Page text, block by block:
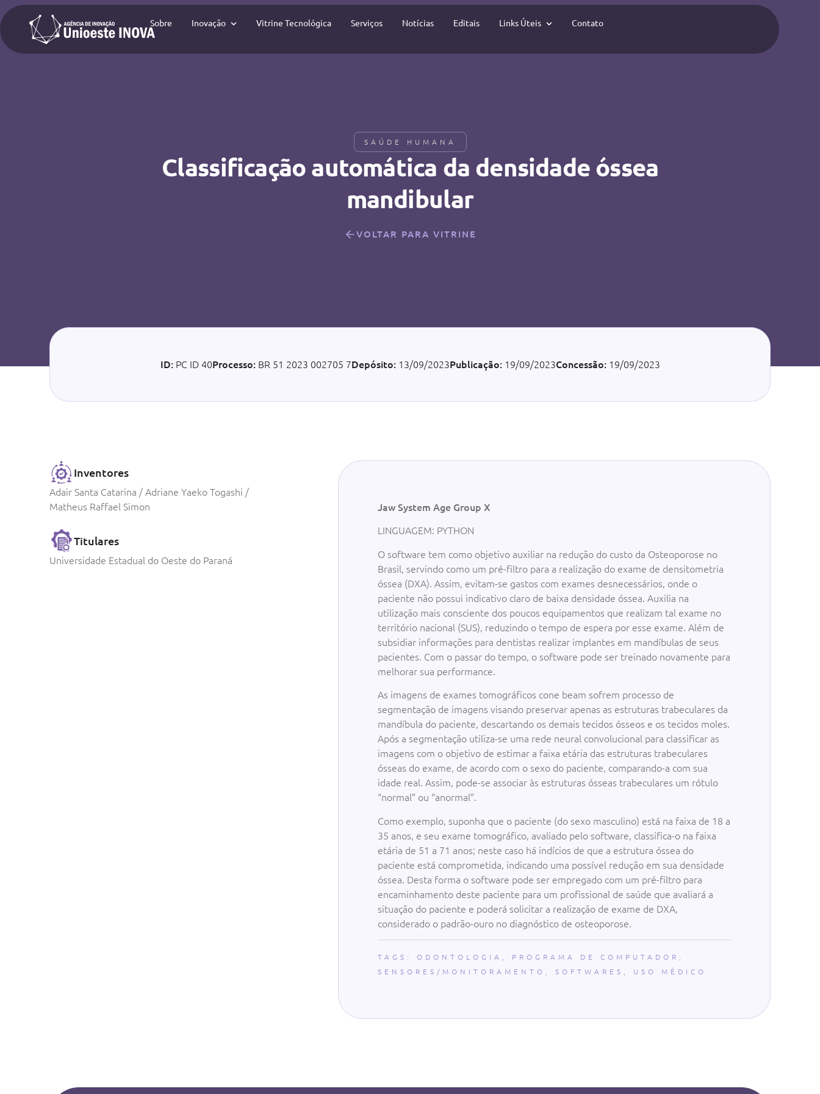
Sobre Inovação Vitrine Tecnológica Serviços Notícias Editais Links Úteis Contato
SAÚDE HUMANA
Classificação automática da densidade óssea
mandibular
VOLTAR PARA VITRINE
ID: PC ID 40Processo: BR 51 2023 002705 7Depósito: 13/09/2023Publicação: 19/09/2023Concessão: 19/09/2023
Inventores
Adair Santa Catarina / Adriane Yaeko Togashi /
Matheus Raffael Simon
Titulares
Universidade Estadual do Oeste do Paraná
Jaw System Age Group X
LINGUAGEM: PYTHON
O software tem como objetivo auxiliar na redução do custo da Osteoporose no
Brasil, servindo como um pré-filtro para a realização do exame de densitometria
óssea (DXA). Assim, evitam-se gastos com exames desnecessários, onde o
paciente não possui indicativo claro de baixa densidade óssea. Auxilia na
utilização mais consciente dos poucos equipamentos que realizam tal exame no
território nacional (SUS), reduzindo o tempo de espera por esse exame. Além de
subsidiar informações para dentistas realizar implantes em mandíbulas de seus
pacientes. Com o passar do tempo, o software pode ser treinado novamente para
melhorar sua performance.
As imagens de exames tomográficos cone beam sofrem processo de
segmentação de imagens visando preservar apenas as estruturas trabeculares da
mandíbula do paciente, descartando os demais tecidos ósseos e os tecidos moles.
Após a segmentação utiliza-se uma rede neural convolucional para classificar as
imagens com o objetivo de estimar a faixa etária das estruturas trabeculares
ósseas do exame, de acordo com o sexo do paciente, comparando-a com sua
idade real. Assim, pode-se associar às estruturas ósseas trabeculares um rótulo
“normal” ou “anormal”.
Como exemplo, suponha que o paciente (do sexo masculino) está na faixa de 18 a
35 anos, e seu exame tomográfico, avaliado pelo software, classifica-o na faixa
etária de 51 a 71 anos; neste caso há indícios de que a estrutura óssea do
paciente está comprometida, indicando uma possível redução em sua densidade
óssea. Desta forma o software pode ser empregado com um pré-filtro para
encaminhamento deste paciente para um profissional de saúde que avaliará a
situação do paciente e poderá solicitar a realização de exame de DXA,
considerado o padrão-ouro no diagnóstico de osteoporose.
TAGS: ODONTOLOGIA PROGRAMA DE COMPUTADOR
SENSORES/MONITORAMENTO
SOFTWARES USO MÉDICO